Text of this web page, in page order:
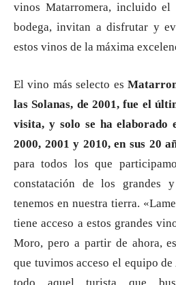
vinos Matarromera, incluido el
bodega, invitan a disfrutar y
estos vinos de la máxima
El vino más selecto es
las Solanas, de 2001, fue el
visita, y solo se ha elaborado
2000, 2001 y 2010, en sus 20
para todos los que
constatación de los grandes
tenemos en nuestra tierra.
tiene acceso a estos grandes
Moro, pero a partir de ahora,
que tuvimos acceso el equipo